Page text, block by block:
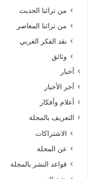
من تراثنا الحديث
من تراثنا المعاصر
نقد الفكر الغربي
وثائق
أخبار
أخر الأخبار
أعلام وأفكار
التعريف بالمجلة
الاشتراكات
عن المجلة
قواعد النشر بالمجلة